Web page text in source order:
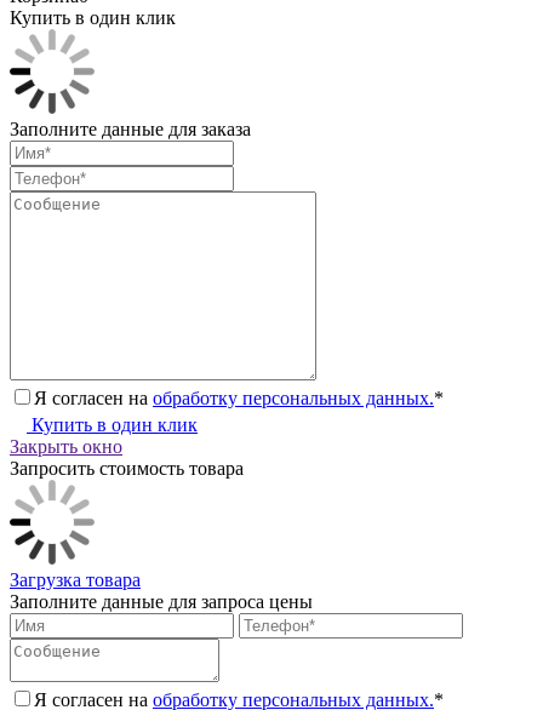
Купить в один клик
Заполните данные для заказа
Я согласен на обработку персональных данных.*
Купить в один клик
Закрыть окно
Запросить стоимость товара
Загрузка товара
Заполните данные для запроса цены
Я согласен на обработку персональных данных.*